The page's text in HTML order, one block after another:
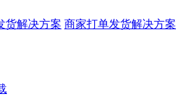
货解决方案 商家打单发货解决方案